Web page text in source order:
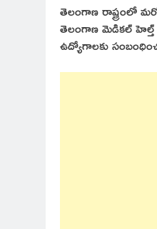
తెలంగాణ రాష్ట్రంలో
తెలంగాణ మెడికల్ హెల్త్
ఉద్యోగాలకు